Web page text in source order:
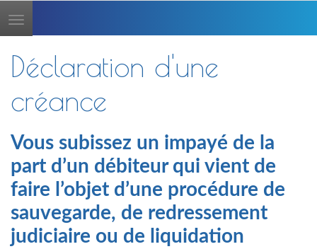
Toggle
navigation
Déclaration d'une
créance
Vous subissez un impayé de la
part d’un débiteur qui vient de
faire l’objet d’une procédure de
sauvegarde, de redressement
judiciaire ou de liquidation